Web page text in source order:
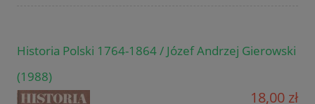
Historia Polski 1764-1864 / Józef Andrzej Gierowski
(1988)
18,00 zł